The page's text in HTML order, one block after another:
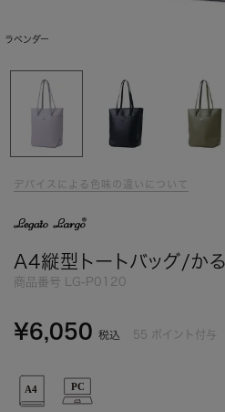
ラベンダー
デバイスによる色味の違いについて
A4縦型トートバッグ/か
商品番号 LG-P0120
¥6,050 税込 55 ポイント付与